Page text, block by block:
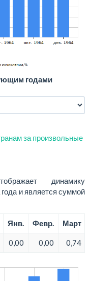
годами
за произвольные
динамику
и является суммой
Янв. Февр. Март
0,00 0,00 0,74